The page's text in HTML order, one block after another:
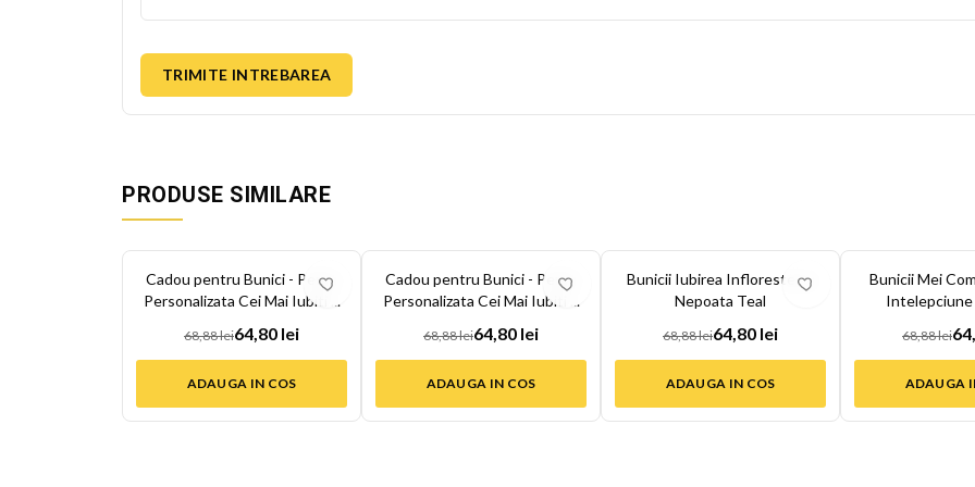
TRIMITE INTREBAREA
PRODUSE SIMILARE
%
Cadou pentru Bunici - Perna
Personalizata Cei Mai Iubiti ...
68,88 lei64,80 lei
ADAUGA IN COS
%
Cadou pentru Bunici - Perna
Personalizata Cei Mai Iubiti ...
68,88 lei64,80 lei
ADAUGA IN COS
%
Bunicii Iubirea Infloreste cu
Nepoata Teal
68,88 lei64,80 lei
ADAUGA IN COS
%
Bunicii Mei
Intelepciune
68,88 lei
ADAUGA